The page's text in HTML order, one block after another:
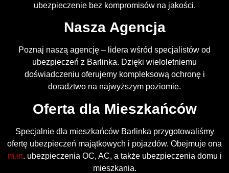
ubezpieczenie bez kompromisów na jakości.
Nasza Agencja
Poznaj naszą agencję – lidera wśród specjalistów od
ubezpieczeń z Barlinka. Dzięki wieloletniemu
doświadczeniu oferujemy kompleksową ochronę i
doradztwo na najwyższym poziomie.
Oferta dla Mieszkańców
Specjalnie dla mieszkańców Barlinka przygotowaliśmy
ofertę ubezpieczeń majątkowych i pojazdów. Obejmuje ona
m.in. ubezpieczenia OC, AC, a także ubezpieczenia domu i
mieszkania.